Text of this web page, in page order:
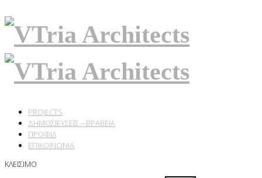
PROJECTS
ΔΗΜΟΣΙΕΥΣΕΙΣ – ΒΡΑΒΕΙΑ
ΠΡΟΦΙΛ
ΕΠΙΚΟΙΝΩΝΙΑ
ΚΛΕΙΣΙΜΟ